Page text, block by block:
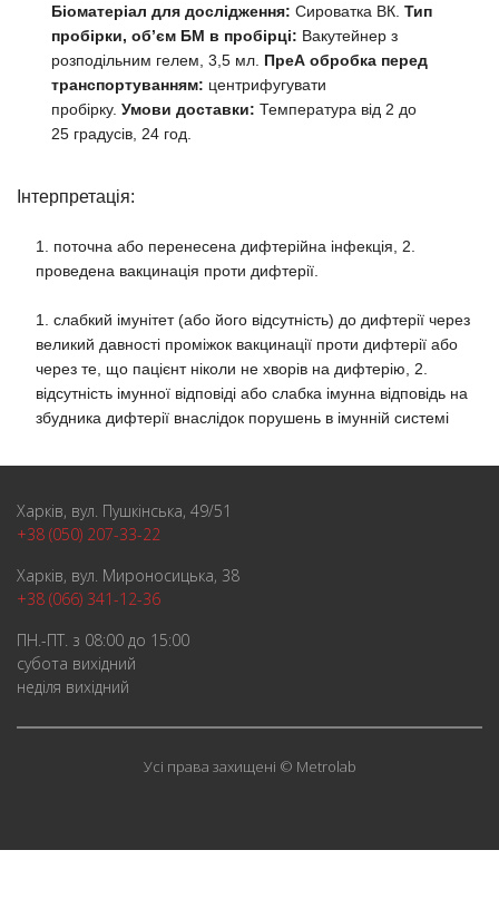
Біоматеріал для дослідження: Сироватка ВК. Тип
пробірки, об’єм БМ в пробірці: Вакутейнер з
розподільним гелем, 3,5 мл. ПреА обробка перед
транспортуванням: центрифугувати
пробірку. Умови доставки: Температура від 2 до
25 градусів, 24 год.
Інтерпретація:
1. поточна або перенесена дифтерійна інфекція, 2.
проведена вакцинація проти дифтерії.
1. слабкий імунітет (або його відсутність) до дифтерії через
великий давності проміжок вакцинації проти дифтерії або
через те, що пацієнт ніколи не хворів на дифтерію, 2.
відсутність імунної відповіді або слабка імунна відповідь на
збудника дифтерії внаслідок порушень в імунній системі
Харків, вул. Пушкінська, 49/51
+38 (050) 207-33-22
Харків, вул. Мироносицька, 38
+38 (066) 341-12-36
ПН.-ПТ. з 08:00 до 15:00
субота вихідний
неділя вихідний
Усі права захищені © Metrolab